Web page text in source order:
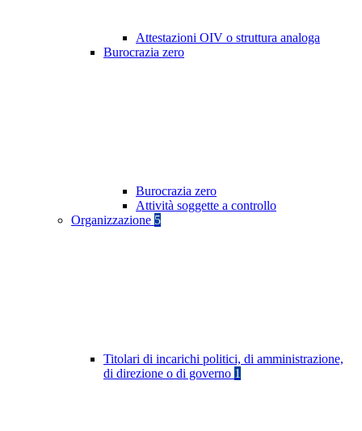
Attestazioni OIV o struttura analoga
Burocrazia zero
Burocrazia zero
Attività soggette a controllo
Organizzazione 5
Titolari di incarichi politici, di amministrazione,
di direzione o di governo 1